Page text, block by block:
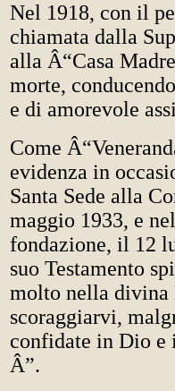
Nel 1918, con il
chiamata dalla
alla Â“Casa
morte,
e di amorevole
Come
evidenza in
Santa Sede alla
maggio 1933, e
fondazione, il 12
suo Testamento
molto nella divina
scoraggiarvi,
confidate in Dio e
Â”.